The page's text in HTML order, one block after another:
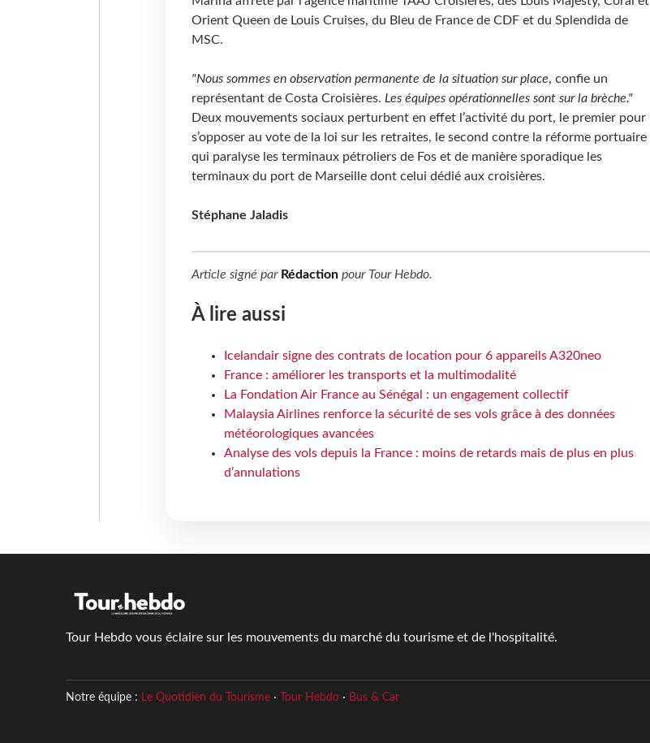
Orient Queen de Louis Cruises, du Bleu de France de CDF et du Splendida de
MSC.
"Nous sommes en observation permanente de la situation sur place, confie un
représentant de Costa Croisières. Les équipes opérationnelles sont sur la brèche."
Deux mouvements sociaux perturbent en effet l’activité du port, le premier pour
s’opposer au vote de la loi sur les retraites, le second contre la réforme portuaire
qui paralyse les terminaux pétroliers de Fos et de manière sporadique les
terminaux du port de Marseille dont celui dédié aux croisières.
Stéphane Jaladis
Article signé par Rédactionpour Tour Hebdo.
À lire aussi
Icelandair signe des contrats de location pour 6 appareils A320neo
France : améliorer les transports et la multimodalité
La Fondation Air France au Sénégal : un engagement collectif
Malaysia Airlines renforce la sécurité de ses vols grâce à des données
météorologiques avancées
Analyse des vols depuis la France : moins de retards mais de plus en plus
d’annulations
Tour Hebdo vous éclaire sur les mouvements du marché du tourisme et de l'hospitalité.
Notre équipe : Le Quotidien du Tourisme· Tour Hebdo· Bus & Car